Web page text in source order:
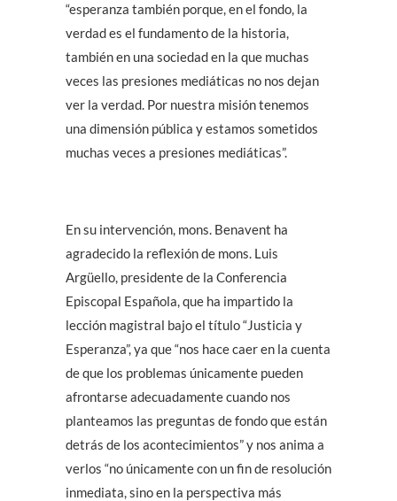
“esperanza también porque, en el fondo, la
verdad es el fundamento de la historia,
también en una sociedad en la que muchas
veces las presiones mediáticas no nos dejan
ver la verdad. Por nuestra misión tenemos
una dimensión pública y estamos sometidos
muchas veces a presiones mediáticas”.
En su intervención, mons. Benavent ha
agradecido la reflexión de mons. Luis
Argüello, presidente de la Conferencia
Episcopal Española, que ha impartido la
lección magistral bajo el título “Justicia y
Esperanza”, ya que “nos hace caer en la cuenta
de que los problemas únicamente pueden
afrontarse adecuadamente cuando nos
planteamos las preguntas de fondo que están
detrás de los acontecimientos” y nos anima a
verlos “no únicamente con un fin de resolución
inmediata, sino en la perspectiva más